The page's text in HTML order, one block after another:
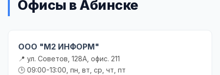
Офисы в Абинске
ООО "М2 ИНФОРМ"
📍 ул. Советов, 128А, офис. 211
🕒 09:00-13:00, пн, вт, ср, чт, пт